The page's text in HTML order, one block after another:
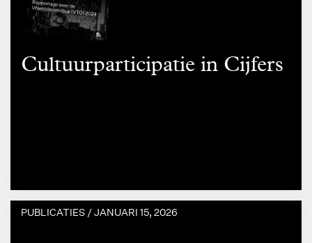
Cultuurparticipatie in Cijfers
PUBLICATIES /JANUARI 15, 2026